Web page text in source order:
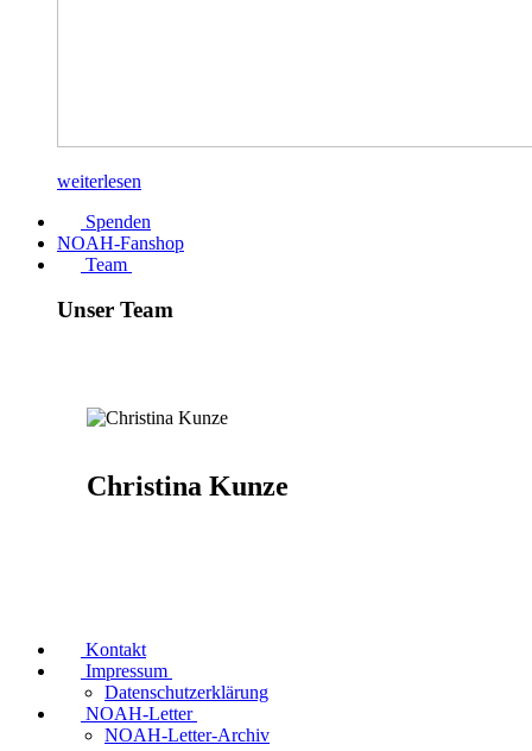
weiterlesen
Spenden
NOAH-Fanshop
Team
Unser Team
Christina Kunze
Kontakt
Impressum
Datenschutzerklärung
NOAH-Letter
NOAH-Letter-Archiv